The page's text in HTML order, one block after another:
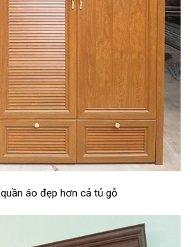
áo đẹp hơn cả tủ gỗ